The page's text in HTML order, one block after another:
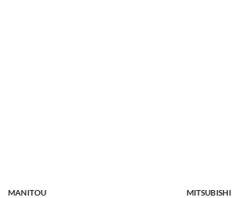
MANITOU MITSUBISHI